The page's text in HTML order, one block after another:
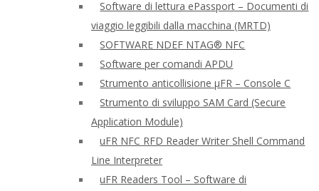
Software di lettura ePassport – Documenti di
viaggio leggibili dalla macchina (MRTD)
SOFTWARE NDEF NTAG® NFC
Software per comandi APDU
Strumento anticollisione μFR – Console C
Strumento di sviluppo SAM Card (Secure
Application Module)
uFR NFC RFD Reader Writer Shell Command
Line Interpreter
uFR Readers Tool – Software di